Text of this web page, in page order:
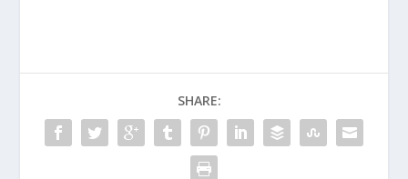
SHARE: